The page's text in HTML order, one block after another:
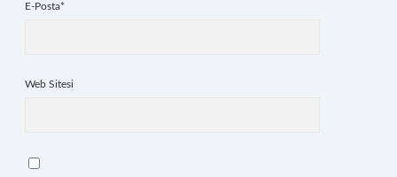
E-Posta*
Web Sitesi